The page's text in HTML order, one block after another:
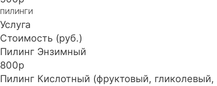
ПИЛИНГИ
Услуга
Стоимость (руб.)
Пилинг Энзимный
800р
Пилинг Кислотный (фруктовый, гликолевый,